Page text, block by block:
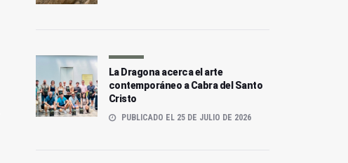
La Dragona acerca el arte
contemporáneo a Cabra del Santo
Cristo
PUBLICADO EL 25 DE JULIO DE 2026